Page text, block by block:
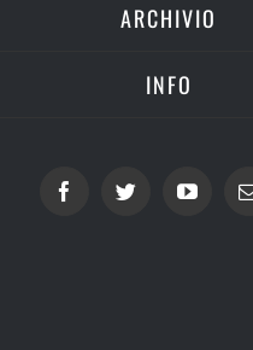
ARCHIVIO
INFO
FacebookTwitter